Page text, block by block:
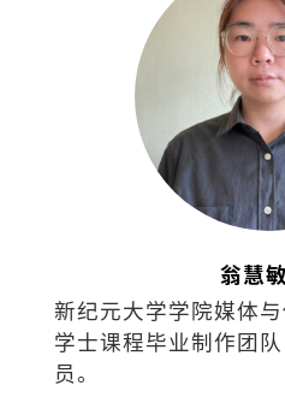
翁慧敏
新纪元大学学院媒体与
学士课程毕业制作团
员。